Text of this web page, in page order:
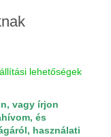
lehetőségek
vagy írjon
és
használati